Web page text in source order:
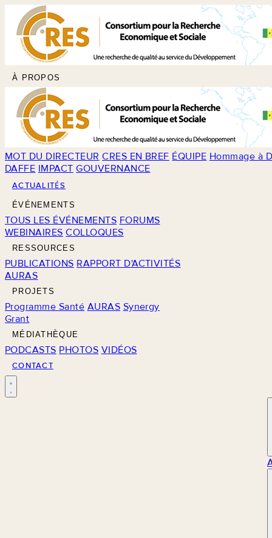
À PROPOS
MOT DU DIRECTEUR CRES EN BREF ÉQUIPE Hommage à
DAFFE IMPACT GOUVERNANCE
ACTUALITÉS
ÉVÉNEMENTS
TOUS LES ÉVÉNEMENTS FORUMS
WEBINAIRES COLLOQUES
RESSOURCES
PUBLICATIONS RAPPORT D'ACTIVITÉS
AURAS
PROJETS
Programme Santé AURAS Synergy
Grant
MÉDIATHÈQUE
PODCASTS PHOTOS VIDÉOS
CONTACT